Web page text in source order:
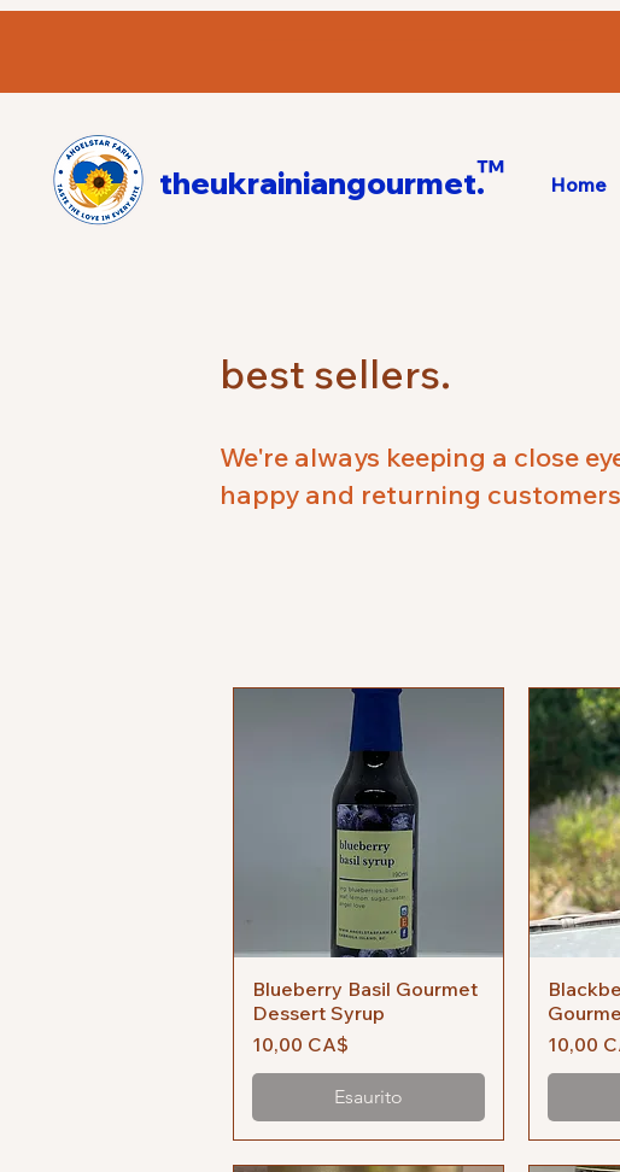
theukrainiangourmet.™ Home
best sellers.
We're always keeping a close
happy and returning
Vista rapida
Blueberry Basil Gourmet
Dessert Syrup
Prezzo
10,00 CA$
Esaurito
Prezzo
10,00